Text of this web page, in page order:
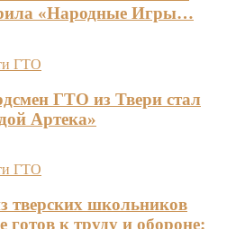
«Народные Игры…
ГТО
ГТО из Твери стал
Артека»
ГТО
тверских школьников
готов к труду и обороне: